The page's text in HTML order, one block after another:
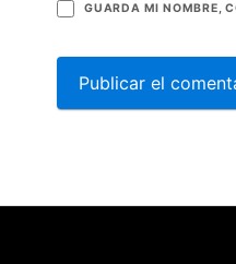
GUARDA MI NOMBRE,